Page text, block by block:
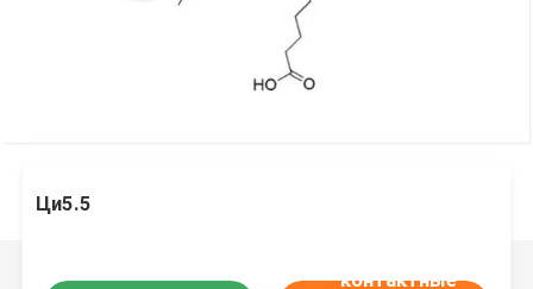
Ци5.5
контактные